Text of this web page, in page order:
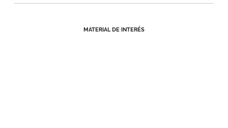
MATERIAL DE INTERÉS